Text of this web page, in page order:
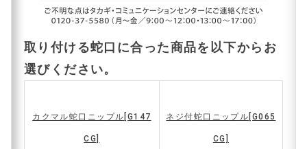
取り付ける蛇口に合った商品を以下からお
選びください。
カクマル蛇口ニップル [G147
CG]
ネジ付蛇口ニップル [G065
CG]